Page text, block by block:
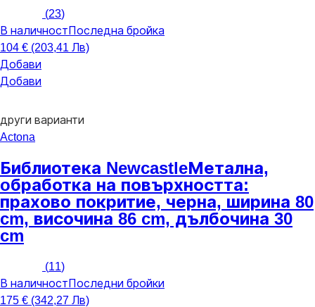
(23)
В наличност Последна бройка
104 € (203,41 Лв)
Добави
Добави
други варианти
Actona
Библиотека NewcastleМетална,
oбработка на повърхността:
прахово покритие, черна, ширина 80
cm, височина 86 cm, дълбочина 30
cm
(11)
В наличност Последни бройки
175 € (342,27 Лв)